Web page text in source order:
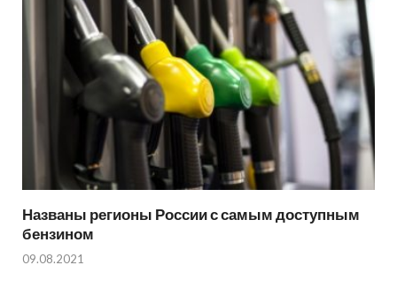
Названы регионы России с самым доступным
бензином
09.08.2021